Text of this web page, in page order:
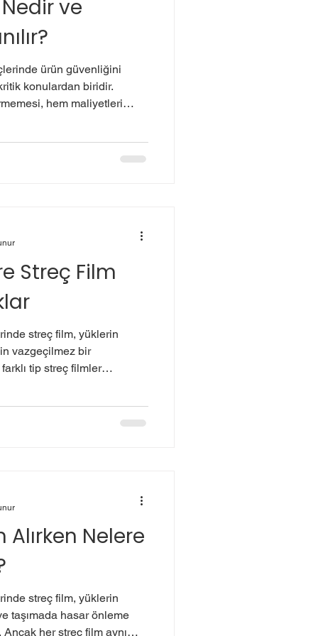
ve
ürün güvenliğini
konulardan biridir.
hem maliyetleri
fark yaratan bir yardımcı
Streç Film
streç film, yüklerin
vazgeçilmez bir
tip streç filmler
artırır hem de maliyet
Alırken Nelere
streç film, yüklerin
taşımada hasar önleme
Ancak her streç film aynı